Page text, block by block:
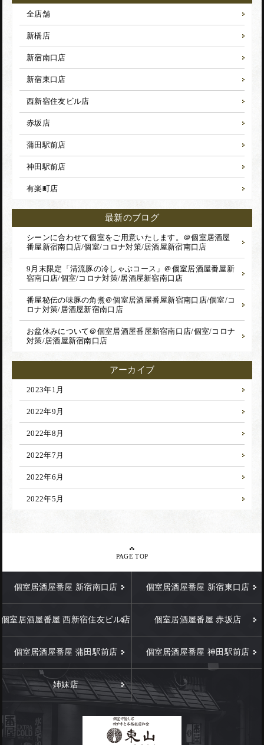
全店舗
新橋店
新宿南口店
新宿東口店
西新宿住友ビル店
赤坂店
蒲田駅前店
神田駅前店
有楽町店
最新のブログ
シーンに合わせて個室をご用意いたします。＠個室居酒屋
番屋新宿南口店/個室/コロナ対策/居酒屋新宿南口店
9月末限定「清流豚の冷しゃぶコース」＠個室居酒屋番屋新
宿南口店/個室/コロナ対策/居酒屋新宿南口店
番屋秘伝の味豚の角煮＠個室居酒屋番屋新宿南口店/個室/コ
ロナ対策/居酒屋新宿南口店
お盆休みについて＠個室居酒屋番屋新宿南口店/個室/コロナ
対策/居酒屋新宿南口店
アーカイブ
2023年1月
2022年9月
2022年8月
2022年7月
2022年6月
2022年5月
PAGE TOP
個室居酒屋番屋 新宿南口店 個室居酒屋番屋 新宿東口店
個室居酒屋番屋 西新宿住友ビル店 個室居酒屋番屋 赤坂店
個室居酒屋番屋 蒲田駅前店 個室居酒屋番屋 神田駅前店
姉妹店